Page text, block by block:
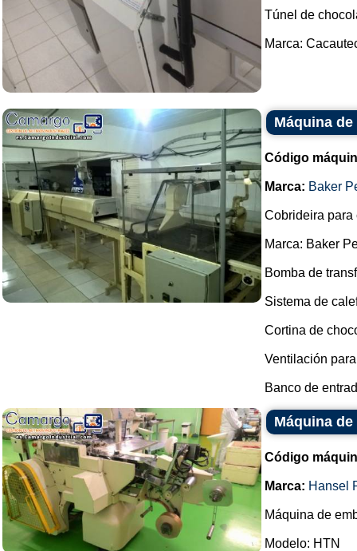
Túnel de
Marca:
Máquina
Código
Marca: Baker
Cobrideira para
Marca: Baker
Bomba de
Sistema de
Cortina de
Ventilación
Banco de
Máquina
Código
Marca: Hansel
Máquina de
Modelo: HTN